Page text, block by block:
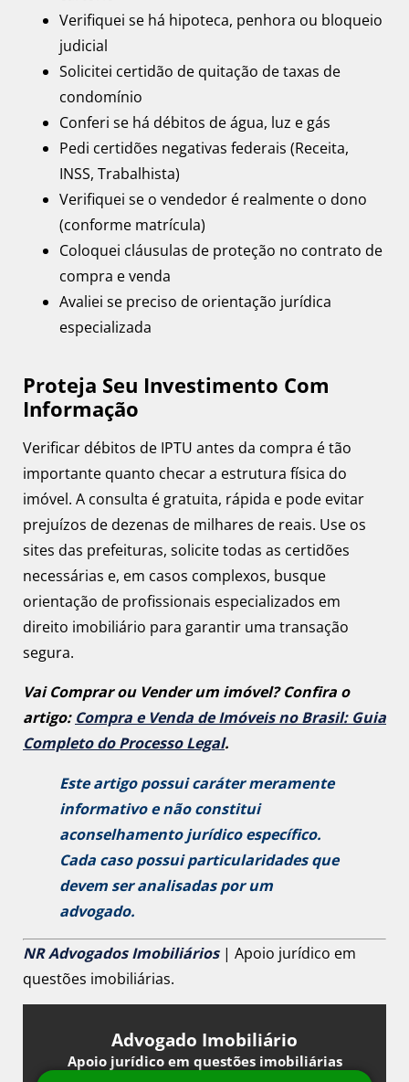
Verifiquei se há hipoteca, penhora ou bloqueio
judicial
Solicitei certidão de quitação de taxas de
condomínio
Conferi se há débitos de água, luz e gás
Pedi certidões negativas federais (Receita,
INSS, Trabalhista)
Verifiquei se o vendedor é realmente o dono
(conforme matrícula)
Coloquei cláusulas de proteção no contrato de
compra e venda
Avaliei se preciso de orientação jurídica
especializada
Proteja Seu Investimento Com
Informação
Verificar débitos de IPTU antes da compra é tão
importante quanto checar a estrutura física do
imóvel. A consulta é gratuita, rápida e pode evitar
prejuízos de dezenas de milhares de reais. Use os
sites das prefeituras, solicite todas as certidões
necessárias e, em casos complexos, busque
orientação de profissionais especializados em
direito imobiliário para garantir uma transação
segura.
Vai Comprar ou Vender um imóvel? Confira o
artigo: Compra e Venda de Imóveis no Brasil: Guia
Completo do Processo Legal.
Este artigo possui caráter meramente
informativo e não constitui
aconselhamento jurídico específico.
Cada caso possui particularidades que
devem ser analisadas por um
advogado.
NR Advogados Imobiliários | Apoio jurídico em
questões imobiliárias.
Advogado Imobiliário
Apoio jurídico em questões imobiliárias